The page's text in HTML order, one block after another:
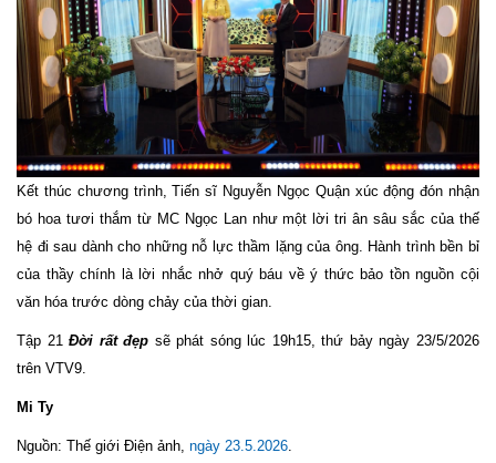
Kết thúc chương trình, Tiến sĩ Nguyễn Ngọc Quận xúc động đón nhận
bó hoa tươi thắm từ MC Ngọc Lan như một lời tri ân sâu sắc của thế
hệ đi sau dành cho những nỗ lực thầm lặng của ông. Hành trình bền bỉ
của thầy chính là lời nhắc nhở quý báu về ý thức bảo tồn nguồn cội
văn hóa trước dòng chảy của thời gian.
Tập 21Đời rất đẹp sẽ phát sóng lúc 19h15, thứ bảy ngày 23/5/2026
trên VTV9.
Mi Ty
Nguồn: Thế giới Điện ảnh, ngày 23.5.2026.